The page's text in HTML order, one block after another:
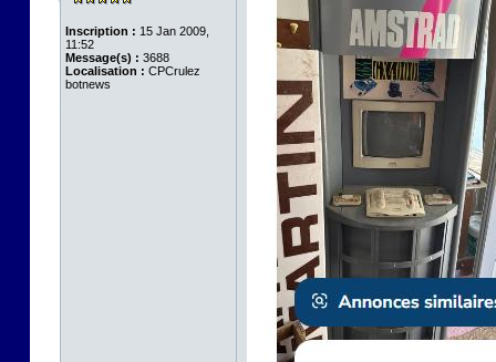
Inscription : 15 Jan 2009,
11:52
Message(s) : 3688
Localisation : CPCrulez
botnews